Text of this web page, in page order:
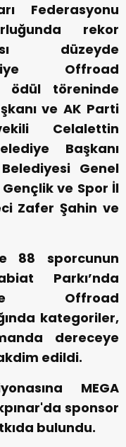
Federasyonu
rekor
düzeyde
Offroad
ödül töreninde
ve AK Parti
Celalettin
Başkanı
Genel
ve Spor İl
Zafer Şahin ve
88 sporcunun
Parkı’nda
Offroad
kategoriler,
dereceye
edildi.
MEGA
sponsor
bulundu.